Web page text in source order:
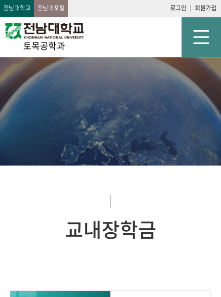
전남대학교 전남대포털 로그인 회원가입
토목공학과
교내장학금